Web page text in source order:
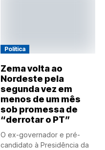
Política
Zema volta ao
Nordeste pela
segunda vez em
menos de um mês
sob promessa de
“derrotar o PT”
O ex-governador e pré-
candidato à Presidência da